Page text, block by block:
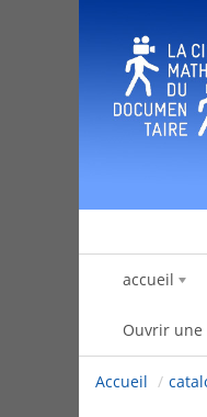
accueil
Ouvrir une
Accueil /